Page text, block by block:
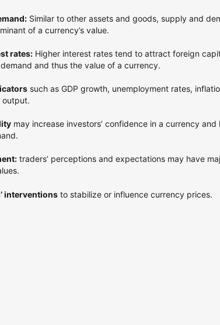
Similar to other assets and goods, supply and
of a currency’s value.
rates: Higher interest rates tend to attract foreign
and thus the value of a currency.
such as GDP growth, unemployment rates,
output.
may increase investors’ confidence in a currency and
traders’ perceptions and expectations may have
interventions to stabilize or influence currency prices.